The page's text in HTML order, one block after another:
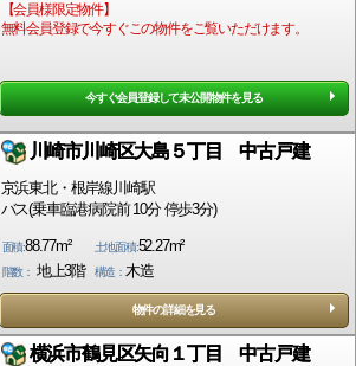
【会員様限定物件】
無料会員登録で今すぐこの物件をご覧いただけます。
今すぐ会員登録して未公開物件を見る
川崎市川崎区大島５丁目 中古戸建
京浜東北・根岸線川崎駅
バス(乗車臨港病院前 10分 停歩3分)
面積:88.77m² 土地面積:52.27m²
階数： 地上3階 構造： 木造
物件の詳細を見る
横浜市鶴見区矢向１丁目 中古戸建